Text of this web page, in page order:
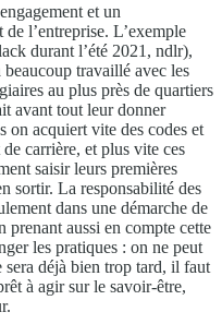
et un
l’entreprise. L’exemple
durant l’été 2021, ndlr),
beaucoup travaillé avec les
au plus près de quartiers
avant tout leur donner
on acquiert vite des codes et
carrière, et plus vite ces
saisir leurs premières
sortir. La responsabilité des
dans une démarche de
prenant aussi en compte cette
les pratiques : on ne peut
sera déjà bien trop tard, il faut
à agir sur le savoir-être,